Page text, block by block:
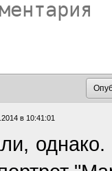
в 10:41:01